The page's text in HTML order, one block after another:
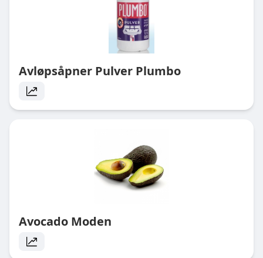
Avløpsåpner Pulver Plumbo
Avocado Moden